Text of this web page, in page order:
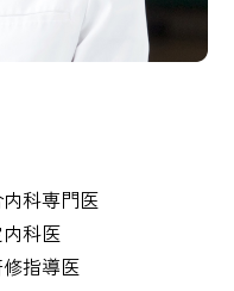
科専門医
科医
指導医